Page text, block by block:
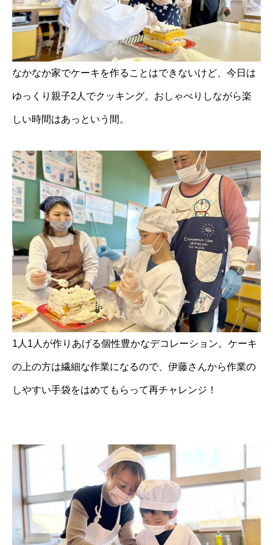
なかなか家でケーキを作ることはできないけど、今日は
ゆっくり親子2人でクッキング。おしゃべりしながら楽
しい時間はあっという間。
1人1人が作りあげる個性豊かなデコレーション。ケーキ
の上の方は繊細な作業になるので、伊藤さんから作業の
しやすい手袋をはめてもらって再チャレンジ！